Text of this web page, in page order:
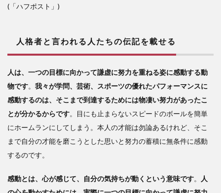
(「ハフポスト」)
人格者と言われる人たちの伝記を載せる
人は、一つの目標に向かって謙虚に努力を重ねる姿に感動する動
物です。 我々が学問、芸術、スポーツの優れたパフォーマンスに
感動するのは、そこまで到達するためには物凄い努力があったこ
とが分かるからです。目にも止まらないスピードのボールを簡単
にホームランにしてしまう。本人の才能は勿論あるけれど、そこ
まで自分の才能を磨こうとした思いと努力の蓄積に無条件に感動
するのです。
感動とは、心が感じて、自分の気持ちが動くという意味です。
人